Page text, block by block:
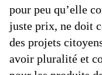
pour peu qu’elle
juste prix, ne doit
des projets
avoir pluralité et